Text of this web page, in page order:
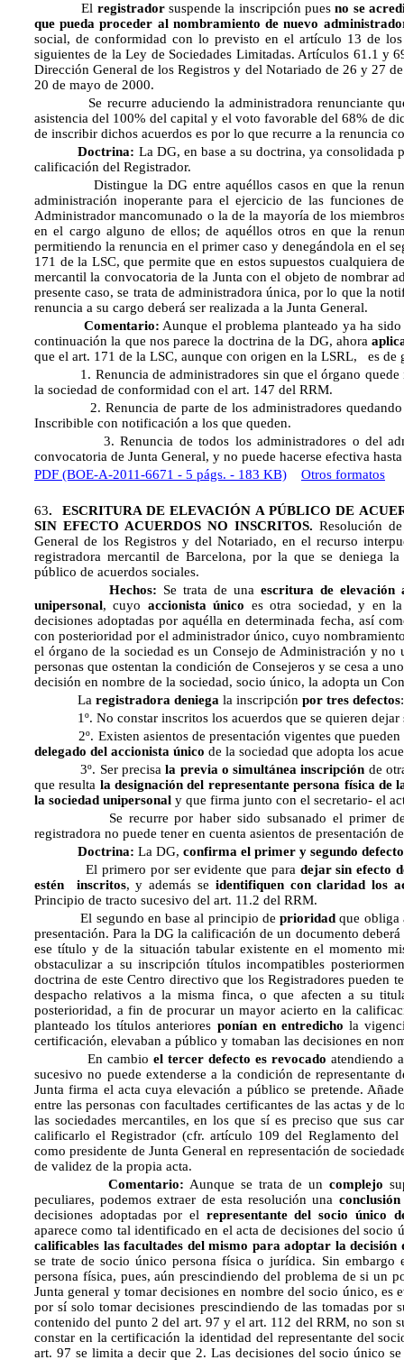
El registradorsuspende la inscripción pues no se
que pueda proceder al nombramiento de nuevo
social, de conformidad con lo previsto en el artículo 13 de
siguientes de la Ley de Sociedades Limitadas. Artículos 61.1 y
Dirección General de los Registros y del Notariado de 26 y 27
20 de mayo de 2000.
Se recurre aduciendo la administradora renunciante que
asistencia del 100% del capital y el voto favorable del 68% de
de inscribir dichos acuerdos es por lo que recurre a la renuncia
Doctrina: La DG, en base a su doctrina, ya consolidada
calificación del Registrador.
Distingue la DG entre aquéllos casos en que la
administración inoperante para el ejercicio de las funciones
Administrador mancomunado o la de la mayoría de los
en el cargo alguno de ellos; de aquéllos otros en que la
permitiendo la renuncia en el primer caso y denegándola en el
171 de la LSC, que permite que en estos supuestos cualquiera
mercantil la convocatoria de la Junta con el objeto de nombrar
presente caso, se trata de administradora única, por lo que la
renuncia a su cargo deberá ser realizada a la Junta General.
Comentario: Aunque el problema planteado ya ha
continuación la que nos parece la doctrina de la DG, ahora
que el art. 171 de la LSC, aunque con origen en la LSRL, es de
1. Renuncia de administradores sin que el órgano quede
la sociedad de conformidad con el art. 147 del RRM.
2. Renuncia de parte de los administradores quedando
Inscribible con notificación a los que queden.
3. Renuncia de todos los administradores o del
convocatoria de Junta General, y no puede hacerse efectiva
PDF (BOE-A-2011-6671 - 5 págs. - 183 KB)
Otros formatos
63.
ESCRITURA DE ELEVACIÓN A PÚBLICO DE
SIN EFECTO ACUERDOS NO INSCRITOS. Resolución
General de los Registros y del Notariado, en el recurso
registradora mercantil de Barcelona, por la que se deniega
público de acuerdos sociales.
Hechos: Se trata de una escritura de elevación
unipersonal, cuyo accionista único es otra sociedad, y en
decisiones adoptadas por aquélla en determinada fecha, así
con posterioridad por el administrador único, cuyo
el órgano de la sociedad es un Consejo de Administración y
personas que ostentan la condición de Consejeros y se cesa a
decisión en nombre de la sociedad, socio único, la adopta un
La registradora deniega la inscripción por tres defectos:
1º. No constar inscritos los acuerdos que se quieren dejar
2º. Existen asientos de presentación vigentes que pueden
delegado del accionista único de la sociedad que adopta los
3º. Ser precisala previa o simultánea inscripción de
que resulta la designación del representante persona física de
la sociedad unipersonal y que firma junto con el secretario- el
Se recurre por haber sido subsanado el primer
registradora no puede tener en cuenta asientos de presentación
Doctrina: La DG, confirma el primer y segundo
El primero por ser evidente que para dejar sin efecto
estén inscritos, y además se identifiquen con claridad los
Principio de tracto sucesivo del art. 11.2 del RRM.
El segundo en base al principio deprioridad que obliga
presentación. Para la DG la calificación de un documento
ese título y de la situación tabular existente en el momento
obstaculizar a su inscripción títulos incompatibles
doctrina de este Centro directivo que los Registradores pueden
despacho relativos a la misma finca, o que afecten a su
posterioridad, a fin de procurar un mayor acierto en la
planteado los títulos anteriores ponían en entredicho la
certificación, elevaban a público y tomaban las decisiones en
En cambioel tercer defecto es revocado atendiendo
sucesivo no puede extenderse a la condición de representante
Junta firma el acta cuya elevación a público se pretende.
entre las personas con facultades certificantes de las actas y de
las sociedades mercantiles, en los que sí es preciso que sus
calificarlo el Registrador (cfr. artículo 109 del Reglamento
como presidente de Junta General en representación de
de validez de la propia acta.
Comentario: Aunque se trata de uncomplejo
peculiares, podemos extraer de esta resolución una
decisiones adoptadas por el representante del socio único
aparece como tal identificado en el acta de decisiones del
calificables las facultades del mismo para adoptar la decisión
se trate de socio único persona física o jurídica. Sin embargo
persona física, pues, aún prescindiendo del problema de si un
Junta general y tomar decisiones en nombre del socio único, es
por sí solo tomar decisiones prescindiendo de las tomadas por
contenido del punto 2 del art. 97 y el art. 112 del RRM, no son
constar en la certificación la identidad del representante del
art. 97 se limita a decir que 2. Las decisiones del socio único